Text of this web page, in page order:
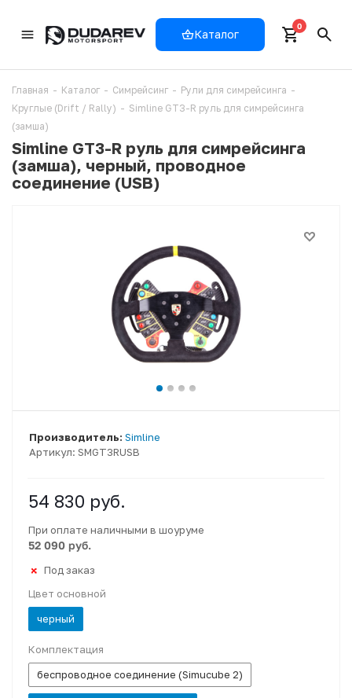
Каталог
0
Главная - Каталог - Симрейсинг - Рули для симрейсинга -
Круглые (Drift / Rally) - Simline GT3-R руль для симрейсинга
(замша)
Simline GT3-R руль для симрейсинга
(замша), черный, проводное
соединение (USB)
Артикул: SMGT3RUSB
Производитель: Simline
54 830 руб.
При оплате наличными в шоуруме
52 090 руб.
Под заказ
Цвет основной
черный
Комплектация
беспроводное соединение (Simucube 2)